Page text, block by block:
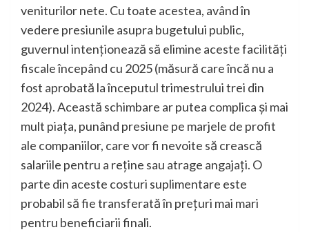
veniturilor nete. Cu toate acestea, având în
vedere presiunile asupra bugetului public,
guvernul intenționează să elimine aceste facilități
fiscale începând cu 2025 (măsură care încă nu a
fost aprobată la începutul trimestrului trei din
2024). Această schimbare ar putea complica și mai
mult piața, punând presiune pe marjele de profit
ale companiilor, care vor fi nevoite să crească
salariile pentru a reține sau atrage angajați. O
parte din aceste costuri suplimentare este
probabil să fie transferată în prețuri mai mari
pentru beneficiarii finali.